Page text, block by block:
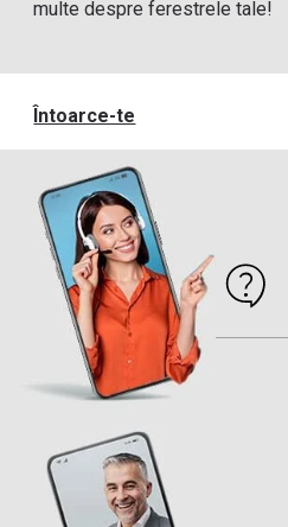
multe despre ferestrele tale!
Întoarce-te